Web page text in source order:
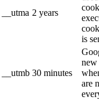
__utma 2 years
is
__utmb 30 minutes
new
are